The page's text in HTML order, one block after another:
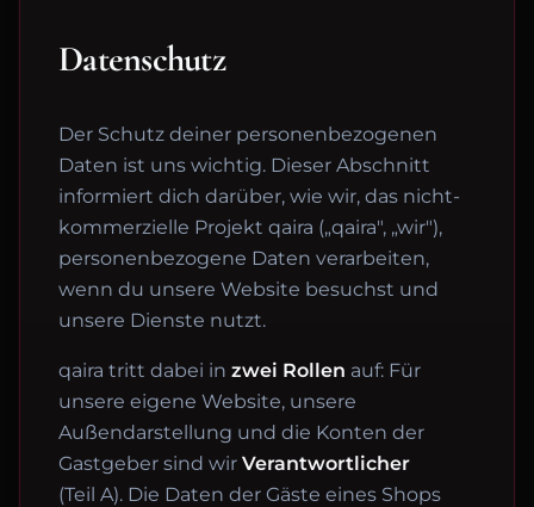
Datenschutz
Der Schutz deiner personenbezogenen
Daten ist uns wichtig. Dieser Abschnitt
informiert dich darüber, wie wir, das nicht-
kommerzielle Projekt qaira („qaira", „wir"),
personenbezogene Daten verarbeiten,
wenn du unsere Website besuchst und
unsere Dienste nutzt.
qaira tritt dabei in zwei Rollen auf: Für
unsere eigene Website, unsere
Außendarstellung und die Konten der
Gastgeber sind wir Verantwortlicher
(Teil A). Die Daten der Gäste eines Shops